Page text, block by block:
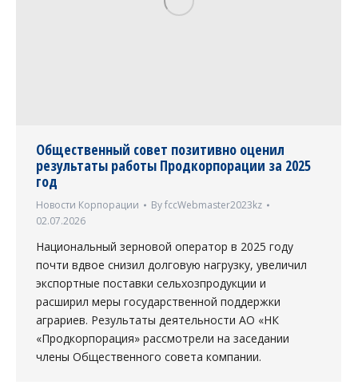
Общественный совет позитивно оценил
результаты работы Продкорпорации за 2025
год
Новости Корпорации ByfccWebmaster2023kz
02.07.2026
Национальный зерновой оператор в 2025 году
почти вдвое снизил долговую нагрузку, увеличил
экспортные поставки сельхозпродукции и
расширил меры государственной поддержки
аграриев. Результаты деятельности АО «НК
«Продкорпорация» рассмотрели на заседании
члены Общественного совета компании.